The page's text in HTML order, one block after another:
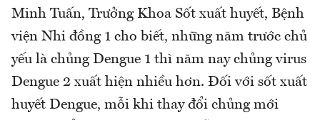
Minh Tuấn, Trưởng Khoa Sốt xuất huyết, Bệnh
viện Nhi đồng 1 cho biết, những năm trước chủ
yếu là chủng Dengue 1 thì năm nay chủng virus
Dengue 2 xuất hiện nhiều hơn. Đối với sốt xuất
huyết Dengue, mỗi khi thay đổi chủng mới